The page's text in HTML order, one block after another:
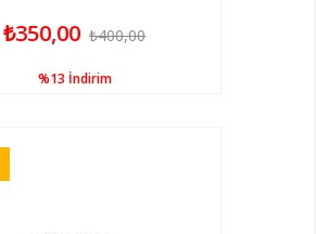
₺350,00 ₺400,00
%13 İndirim